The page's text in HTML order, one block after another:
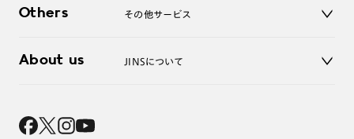
お問い合わせ
Others その他サービス
レンズ交換
About us JINSについて
採用情報